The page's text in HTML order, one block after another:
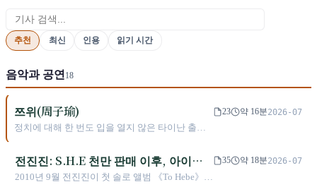
이 카테고리 검색
추천 최신 인용 읽기 시간
음악과 공연 18
쯔위(周子瑜)
정치에 대해 한 번도 입을 열지 않은 타이난 출신
명의 전환점이 되었다. 10년 후 그녀는 타이베이
대구장에서 직접 쓴 편지를 읽어 내려갔다: "나는
떠나지 않았다. 말을 잘 들어서가 아니라, 진정으
23 약 16분2026-07
전진진: S.H.E 천만 판매 이후, 아이돌
체계를 하나씩 내려놓은 가수
2010년 9월 전진진이 첫 솔로 앨범 《To Hebe》를
35 약 18분2026-07